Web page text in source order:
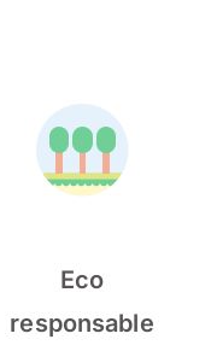
Eco
responsable